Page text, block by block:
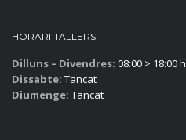
HORARI TALLERS
Dilluns – Divendres: 08:00 > 18:00 h
Dissabte: Tancat
Diumenge: Tancat